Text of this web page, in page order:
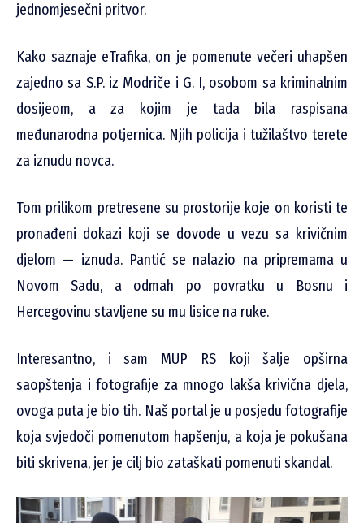
jednomjesečni pritvor.
Kako saznaje eTrafika, on je pomenute večeri uhapšen
zajedno sa S.P. iz Modriče i G. I, osobom sa kriminalnim
dosijeom, a za kojim je tada bila raspisana
međunarodna potjernica. Njih policija i tužilaštvo terete
za iznudu novca.
Tom prilikom pretresene su prostorije koje on koristi te
pronađeni dokazi koji se dovode u vezu sa krivičnim
djelom — iznuda. Pantić se nalazio na pripremama u
Novom Sadu, a odmah po povratku u Bosnu i
Hercegovinu stavljene su mu lisice na ruke.
Interesantno, i sam MUP RS koji šalje opširna
saopštenja i fotografije za mnogo lakša krivična djela,
ovoga puta je bio tih. Naš portal je u posjedu fotografije
koja svjedoči pomenutom hapšenju, a koja je pokušana
biti skrivena, jer je cilj bio zataškati pomenuti skandal.